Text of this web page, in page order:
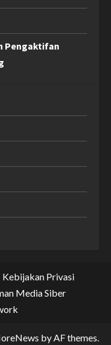
Pengaktifan
Kebijakan Privasi
Media Siber
by AF themes.